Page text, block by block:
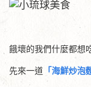
餓壞的我們什麼都想
先來一道 「海鮮炒泡